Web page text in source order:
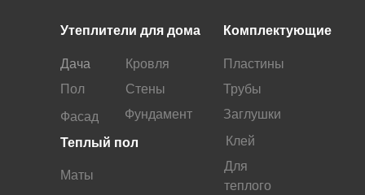
Утеплители для дома Комплектующие
Теплый пол
Дача
Кровля
Пол
Стены
Фундамент
Фасад Заглушки
Для
теплого
Клей
Трубы
Маты
Пластины